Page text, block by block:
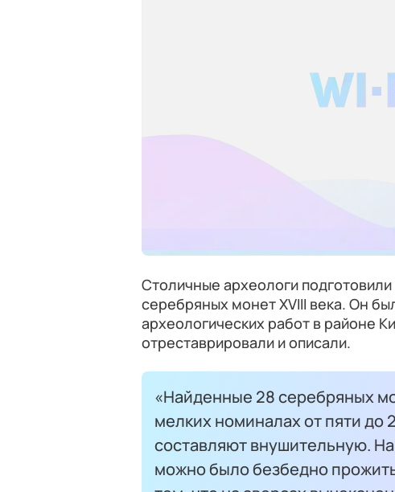
Столичные археологи
серебряных монет XVIII века. Он
археологических работ в районе
отреставрировали и описали.
«Найденные 28 серебряных
мелких номиналах от пяти до
составляют внушительную. На
можно было безбедно